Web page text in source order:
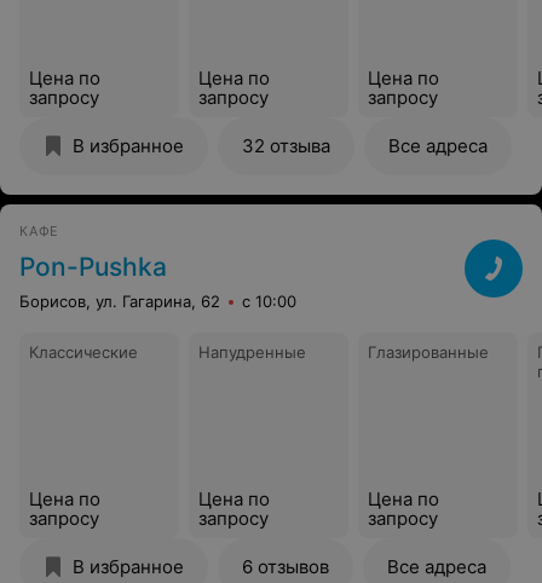
Цена по
запросу
Цена по
запросу
Цена по
запросу
В избранное 32 отзыва Все адреса
КАФЕ
Pon-Pushka
Борисов, ул. Гагарина, 62 с 10:00
Классические
Цена по
запросу
Напудренные
Цена по
запросу
Глазированные
Цена по
запросу
В избранное 6 отзывов Все адреса